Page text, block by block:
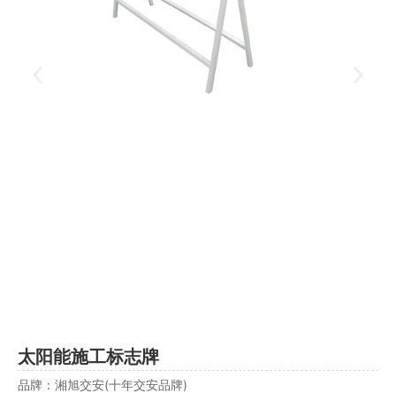
太阳能施工标志牌
品牌：湘旭交安(十年交安品牌)